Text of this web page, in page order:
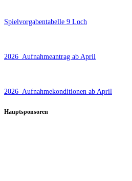
Spielvorgabentabelle 9 Loch
2026_Aufnahmeantrag ab April
2026_Aufnahmekonditionen ab April
Hauptsponsoren